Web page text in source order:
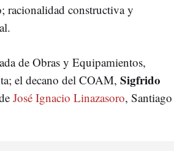
racionalidad constructiva y
de Obras y Equipamientos,
el decano del COAM, Sigfrido
José Ignacio Linazasoro, Santiago